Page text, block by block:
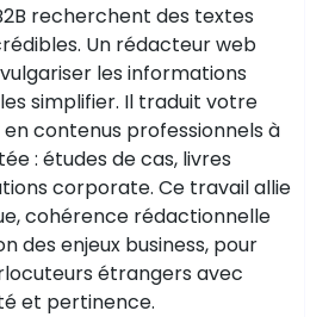
recherchent des textes
Un rédacteur web
les informations
simplifier. Il traduit votre
contenus professionnels à
: études de cas, livres
corporate. Ce travail allie
cohérence rédactionnelle
des enjeux business, pour
étrangers avec
et pertinence.